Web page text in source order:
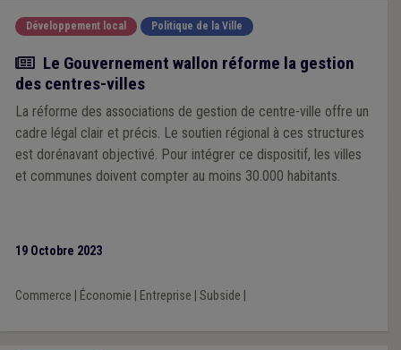
Développement local Politique de la Ville
Actualité
Le Gouvernement wallon réforme la gestion
des centres-villes
La réforme des associations de gestion de centre-ville offre un
cadre légal clair et précis. Le soutien régional à ces structures
est dorénavant objectivé. Pour intégrer ce dispositif, les villes
et communes doivent compter au moins 30.000 habitants.
19 Octobre 2023
Commerce Économie Entreprise Subside